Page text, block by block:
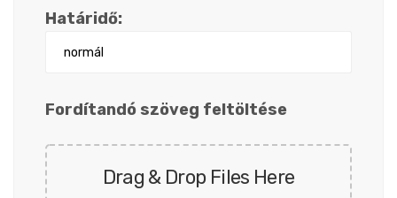
Határidő:
Fordítandó szöveg feltöltése
Drag & Drop Files Here